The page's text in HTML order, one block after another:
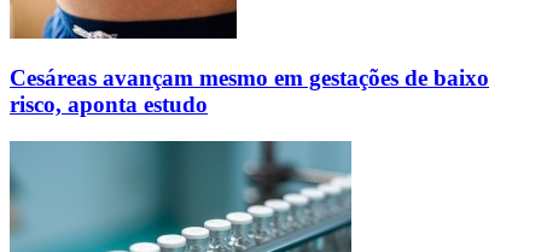
Cesáreas avançam mesmo em gestações de baixo
risco, aponta estudo